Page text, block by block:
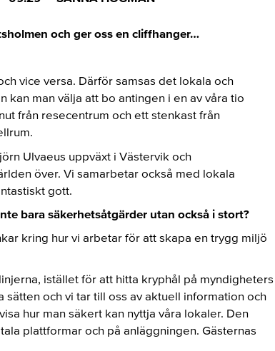
och ger oss en cliffhanger…
vice versa. Därför samsas det lokala och
kan man välja att bo antingen i en av våra tio
från resecentrum och ett stenkast från
Ulvaeus uppväxt i Västervik och
över. Vi samarbetar också med lokala
gott.
bara säkerhetsåtgärder utan också i stort?
kring hur vi arbetar för att skapa en trygg miljö
istället för att hitta kryphål på myndigheters
och vi tar till oss av aktuell information och
hur man säkert kan nyttja våra lokaler. Den
plattformar och på anläggningen. Gästernas